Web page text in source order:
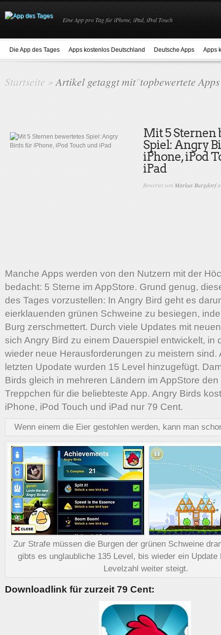
Eine App pro Tag für iPhone, iPad, iPod Touch
Die App des Tages Apps kostenlos Deutschland Deutsche Apps Apps
Startseite »Artikel getaggt mit"topbewertete
Mit 5 Sternen
Spiel: Angry
iPhone, iPod
iPad
Bewertet vonMarkus Burgdorf
Manche Apps werden von den Nutzern mit der
bedacht: 5 Sterne im AppStore. Grund genug,
des Tages vorzustellen: In Angry Bird geht es
eierklauenden grünen Schweine zu besiegen,
Burg zerschmettert. Durch viele Updates mit
sich Angry Bird zu einem Dauerspiel entwickelt, in
wieder neue Herausforderungen zu meistern sind.
letzten Upodate wurden 15 Level hinzugefügt.
Birds gleich in mehreren Ländern im AppStore
Treppchen für die beliebteste App. Angry Birds
iPhone, iPod Touch und iPad nur 79 Cent.
Wenn einem die Eier gestohlen werden, kann man
Zur Strafe müssen die Burgen der grünen Schweine
gibts es unglaubliche 135 Level, bis wieder ein Update
Levelzahl weiter steigt.
Downloadlink für zurzeit 79 Cent: